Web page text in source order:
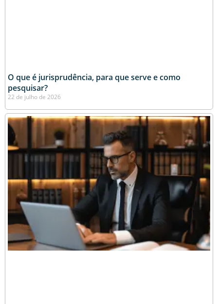
O que é jurisprudência, para que serve e como
pesquisar?
22 de julho de 2026